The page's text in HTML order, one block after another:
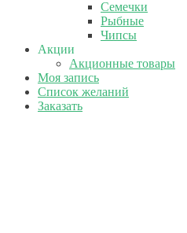
Семечки
Рыбные
Чипсы
Акции
Акционные товары
Моя запись
Список желаний
Заказать